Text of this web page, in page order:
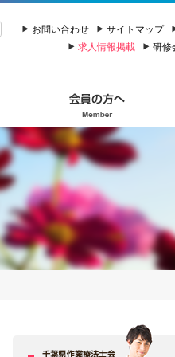
サイトマップ
お問い合わせ
研修
求人情報掲載